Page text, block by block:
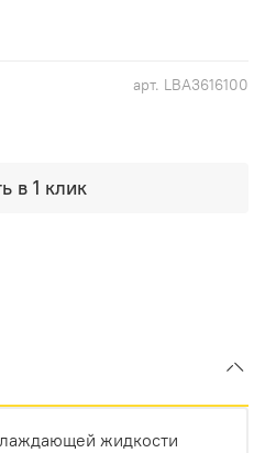
арт. LBA3616100
в 1 клик
жидкости